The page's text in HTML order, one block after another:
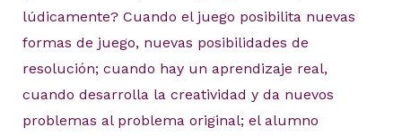
lúdicamente? Cuando el juego posibilita nuevas
formas de juego, nuevas posibilidades de
resolución; cuando hay un aprendizaje real,
cuando desarrolla la creatividad y da nuevos
problemas al problema original; el alumno